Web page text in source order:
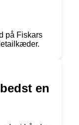
på Fiskars
en